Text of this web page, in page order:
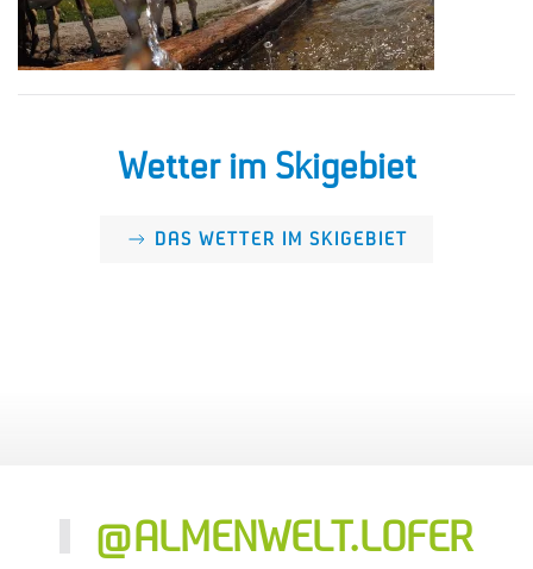
Wetter im Skigebiet
DAS WETTER IM SKIGEBIET
@ALMENWELT.LOFER